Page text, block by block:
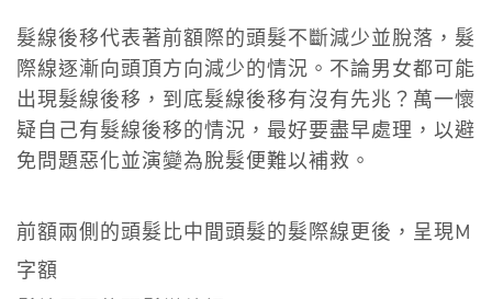
髮線後移代表著前額際的頭髮不斷減少並脫落，髮
際線逐漸向頭頂方向減少的情況。不論男女都可能
出現髮線後移，到底髮線後移有沒有先兆？萬一懷
疑自己有髮線後移的情況，最好要盡早處理，以避
免問題惡化並演變為脫髮便難以補救。
前額兩側的頭髮比中間頭髮的髮際線更後，呈現M
字額